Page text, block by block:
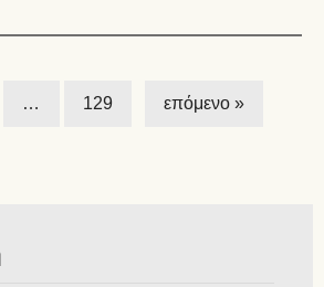
… 129 επόμενο »